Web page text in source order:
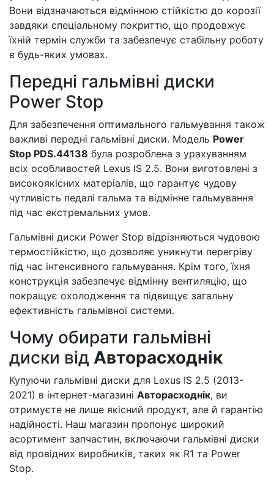
Вони відзначаються відмінною стійкістю до корозії
завдяки спеціальному покриттю, що продовжує
їхній термін служби та забезпечує стабільну роботу
в будь-яких умовах.
Передні гальмівні диски
Power Stop
Для забезпечення оптимального гальмування також
важливі передні гальмівні диски. Модель Power
Stop PDS.44138 була розроблена з урахуванням
всіх особливостей Lexus IS 2.5. Вони виготовлені з
високоякісних матеріалів, що гарантує чудову
чутливість педалі гальма та відмінне гальмування
під час екстремальних умов.
Гальмівні диски Power Stop відрізняються чудовою
термостійкістю, що дозволяє уникнути перегріву
під час інтенсивного гальмування. Крім того, їхня
конструкція забезпечує відмінну вентиляцію, що
покращує охолодження та підвищує загальну
ефективність гальмівної системи.
Чому обирати гальмівні
диски від Авторасходнік
Купуючи гальмівні диски для Lexus IS 2.5 (2013-
2021) в інтернет-магазині Авторасходнік, ви
отримуєте не лише якісний продукт, але й гарантію
надійності. Наш магазин пропонує широкий
асортимент запчастин, включаючи гальмівні диски
від провідних виробників, таких як R1 та Power
Stop.